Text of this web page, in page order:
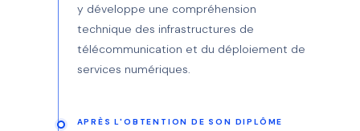
y développe une compréhension
technique des infrastructures de
télécommunication et du déploiement de
services numériques.
APRÈS L'OBTENTION DE SON DIPLÔME